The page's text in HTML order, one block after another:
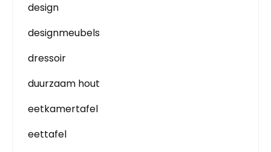
design
designmeubels
dressoir
duurzaam hout
eetkamertafel
eettafel